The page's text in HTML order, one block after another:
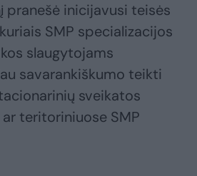
pranešė inicijavusi teisės
SMP specializacijos
slaugytojams
savarankiškumo teikti
sveikatos
teritoriniuose SMP